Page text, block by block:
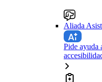
Aliada
Pide ayuda